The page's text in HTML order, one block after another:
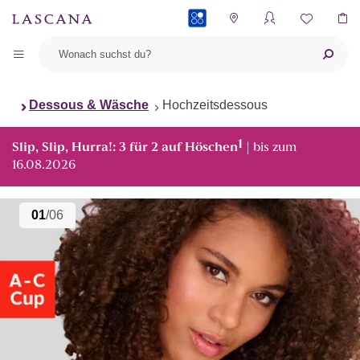
Dessous & Wäsche Hochzeitsdessous
Slip, Slip, Hurra!: 3 für 2 auf Höschen1 | bis zum
16.08.2026
01/06